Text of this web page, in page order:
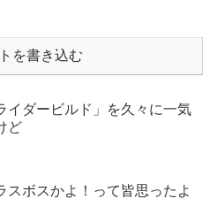
を書き込む
イダービルド」を久々に一気
ど
スボスかよ！って皆思ったよ